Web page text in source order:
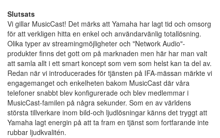
Slutsats
Vi gillar MusicCast! Det märks att Yamaha har lagt tid och omsorg
för att verkligen hitta en enkel och användarvänlig totallösning.
Olika typer av streamingmöjligheter och "Network Audio"-
produkter finns det gott om på marknaden men här har man valt
att samla allt i ett smart koncept som vem som helst kan ta del av.
Redan när vi introducerades för tjänsten på IFA-mässan märkte vi
engagemanget och enkelheten bakom MusicCast där våra
telefoner snabbt blev konfigurerade och blev medlemmar i
MusicCast-familen på några sekunder. Som en av världens
största tillverkare inom bild-och ljudlösningar känns det tryggt att
Yamaha lagt energin på att ta fram en tjänst som fortfarande inte
rubbar ljudkvalitén.